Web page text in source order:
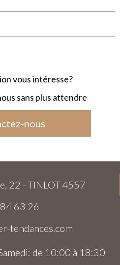
vous intéresse?
sans plus attendre
nous
22 - TINLOT 4557
63 26
tendances.com
de 10:00 à 18:30